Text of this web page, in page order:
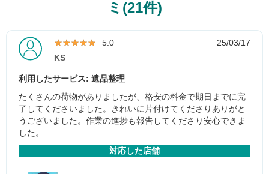
ミ(21件)
★★★★★
★★★★★ 5.0
25/03/17
KS
利用したサービス: 遺品整理
たくさんの荷物がありましたが、格安の料金で期日までに完
了してくださいました。きれいに片付けてくださりありがと
うございました。作業の進捗も報告してくださり安心できま
した。
対応した店舗